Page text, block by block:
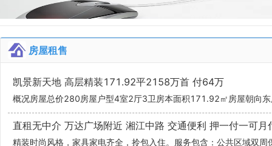
房屋租售
凯景新天地 高层精装171.92平2158万首 付64万
直租无中介 万达广场附近 湘江中路 交通便利 押一付一可月